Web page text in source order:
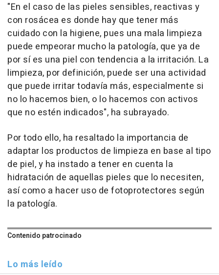
"En el caso de las pieles sensibles, reactivas y
con rosácea es donde hay que tener más
cuidado con la higiene, pues una mala limpieza
puede empeorar mucho la patología, que ya de
por sí es una piel con tendencia a la irritación. La
limpieza, por definición, puede ser una actividad
que puede irritar todavía más, especialmente si
no lo hacemos bien, o lo hacemos con activos
que no estén indicados", ha subrayado.
Por todo ello, ha resaltado la importancia de
adaptar los productos de limpieza en base al tipo
de piel, y ha instado a tener en cuenta la
hidratación de aquellas pieles que lo necesiten,
así como a hacer uso de fotoprotectores según
la patología.
Contenido patrocinado
Lo más leído